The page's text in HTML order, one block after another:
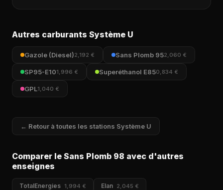
Autres carburants Système U
Gazole (Diesel)2,192 € Sans Plomb 952,060 €
SP95-E101,996 € Superéthanol E850,834 €
GPL1,040 €
← Retour à toutes les stations Système U
Comparer le Sans Plomb 98 avec d'autres
enseignes
TotalEnergies 1,994 € Elan 2,045 €